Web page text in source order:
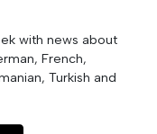
with news about
French,
Turkish and